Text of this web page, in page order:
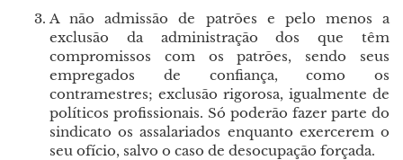
A não admissão de patrões e pelo menos a
exclusão da administração dos que têm
compromissos com os patrões, sendo seus
empregados de confiança, como os
contramestres; exclusão rigorosa, igualmente de
políticos profissionais. Só poderão fazer parte do
sindicato os assalariados enquanto exercerem o
seu ofício, salvo o caso de desocupação forçada.